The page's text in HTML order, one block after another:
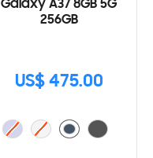
Galaxy A37 8GB 5G
256GB
US$ 475.00